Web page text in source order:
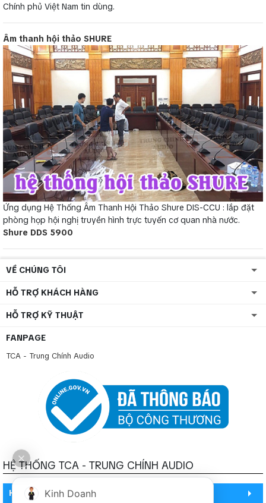
Chính phủ Việt Nam tin dùng.
Âm thanh hội thảo SHURE
Ứng dụng Hệ Thống Âm Thanh Hội Thảo Shure DIS-CCU : lắp đặt
phòng họp hội nghị truyền hình trực tuyến cơ quan nhà nước.
Shure DDS 5900
VỀ CHÚNG TÔI
HỖ TRỢ KHÁCH HÀNG
HỖ TRỢ KỸ THUẬT
FANPAGE
TCA - Trung Chính Audio
HỆ THỐNG TCA - TRUNG CHÍNH AUDIO
HỒ CHÍ MINHKinh Doanh